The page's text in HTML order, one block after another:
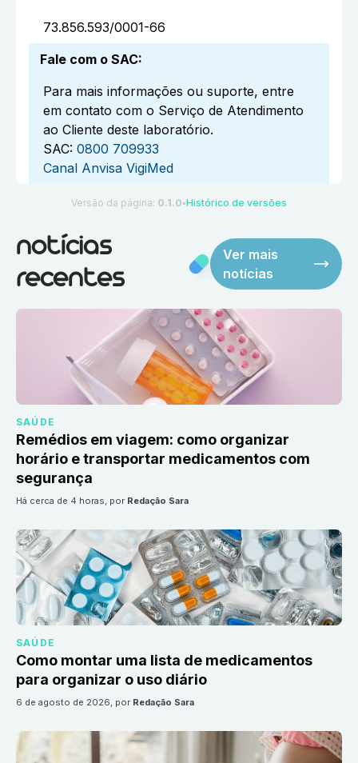
73.856.593/0001-66
Fale com o SAC:
Para mais informações ou suporte, entre
em contato com o Serviço de Atendimento
ao Cliente deste laboratório.
SAC: 0800 709933
Canal Anvisa VigiMed
Versão da página: 0.1.0 ●Histórico de versões
notícias
recentes
Ver mais
notícias
SAÚDE
Remédios em viagem: como organizar
horário e transportar medicamentos com
segurança
há cerca de 4 horas, por Redação Sara
SAÚDE
Como montar uma lista de medicamentos
para organizar o uso diário
6 de agosto de 2026, por Redação Sara